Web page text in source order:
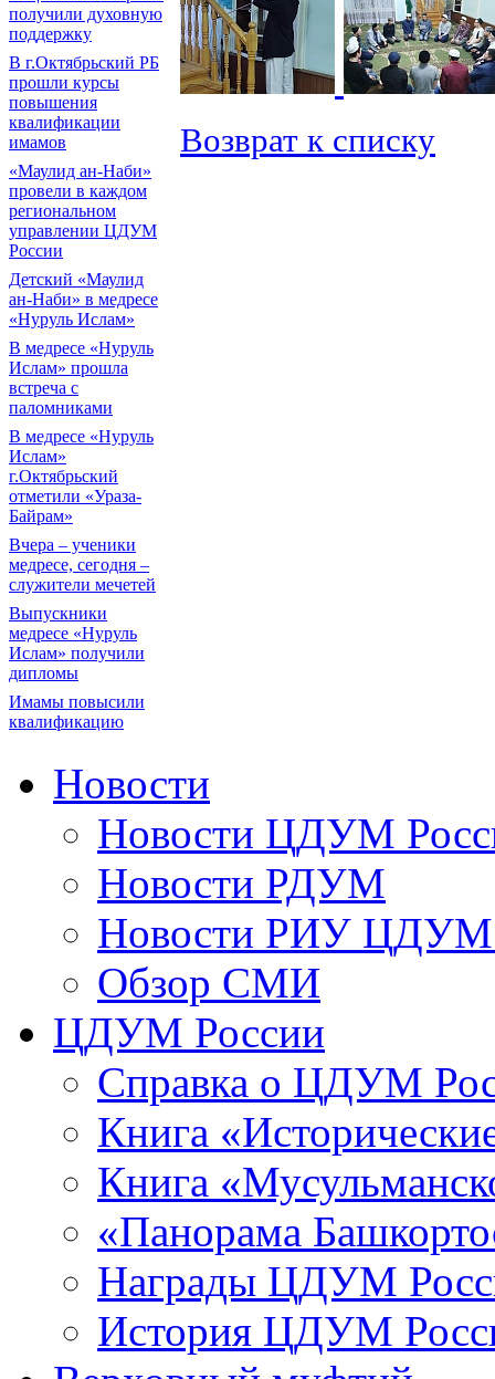
получили духовную
поддержку
В г.Октябрьский РБ
прошли курсы
повышения
квалификации
имамов
«Маулид ан-Наби»
провели в каждом
региональном
управлении ЦДУМ
России
Детский «Маулид
ан-Наби» в медресе
«Нуруль Ислам»
В медресе «Нуруль
Ислам» прошла
встреча с
паломниками
В медресе «Нуруль
Ислам»
г.Октябрьский
отметили «Ураза-
Байрам»
Вчера – ученики
медресе, сегодня –
служители мечетей
Выпускники
медресе «Нуруль
Ислам» получили
дипломы
Имамы повысили
квалификацию
Возврат к списку
Новости
Новости ЦДУМ
Новости РДУМ
Новости РИУ ЦДУМ
Обзор СМИ
ЦДУМ России
Справка о ЦДУМ
Книга
Книга
«Панорама
Награды ЦДУМ
История ЦДУМ